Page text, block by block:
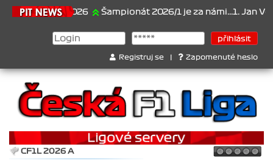
21.6.2026 Šampionát 2026/1 je za námi...1. Jan Veselý ,
Registruj se Zapomenuté heslo
CF1L 2026 A